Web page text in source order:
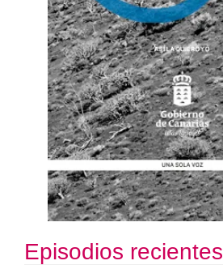
Episodios recientes